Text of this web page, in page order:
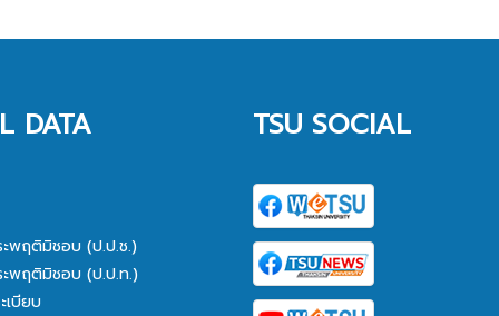
DATA
ะพฤติมิชอบ (ป.ป.ช.)
ะพฤติมิชอบ (ป.ป.ท.)
บียบ
TSU SOCIAL